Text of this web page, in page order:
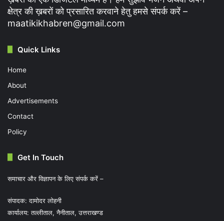
क्षेत्र की ख़बरों को प्रसारित करवाने हेतु हमसे संपर्क करें –
maatikikhabren@gmail.com
Quick Links
Home
About
Advertisements
Contact
Policy
Get In Touch
समाचार और विज्ञापन के लिए संपर्क करें –
संपादक: दामोदर लोहनी
कार्यालय: तल्लीताल, नैनीताल, उत्तराखण्ड